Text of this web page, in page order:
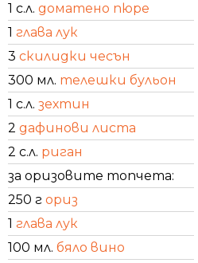
1 с.л. доматено пюре
1 глава лук
3 скилидки чесън
300 мл. телешки бульон
1 с.л. зехтин
2 дафинови листа
2 с.л. риган
за оризовите топчета:
250 г ориз
1 глава лук
100 мл. бяло вино